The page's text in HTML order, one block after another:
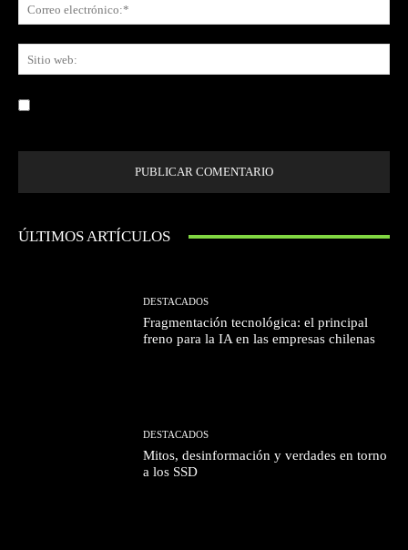
ÚLTIMOS ARTÍCULOS
DESTACADOS
Fragmentación tecnológica: el principal
freno para la IA en las empresas chilenas
DESTACADOS
Mitos, desinformación y verdades en torno
a los SSD